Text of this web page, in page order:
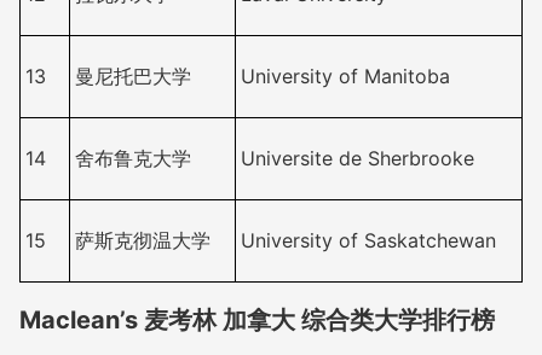
13 曼尼托巴大学 University of Manitoba
14 舍布鲁克大学 Universite de Sherbrooke
15 萨斯克彻温大学 University of Saskatchewan
Maclean’s 麦考林 加拿大 综合类大学排行榜